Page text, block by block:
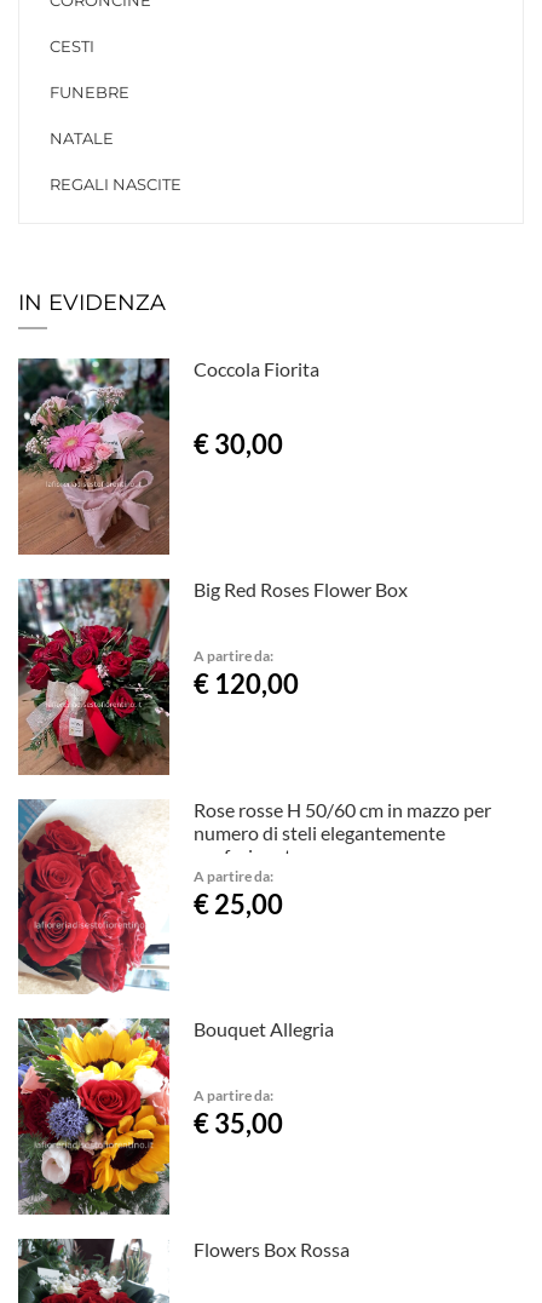
CESTI
FUNEBRE
NATALE
REGALI NASCITE
IN EVIDENZA
Coccola Fiorita
€ 30,00
Big Red Roses Flower Box
A partire da:
€ 120,00
Rose rosse H 50/60 cm in mazzo per
numero di steli elegantemente
confezionate
A partire da:
€ 25,00
Bouquet Allegria
A partire da:
€ 35,00
Flowers Box Rossa